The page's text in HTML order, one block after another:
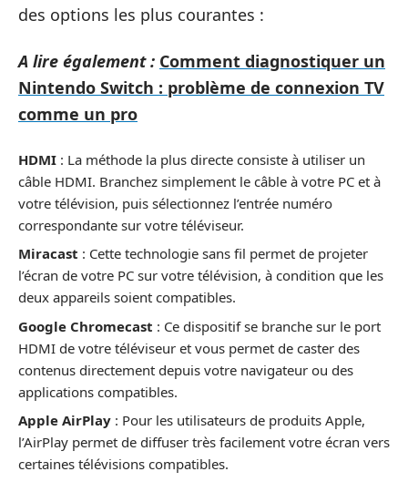
des options les plus courantes :
A lire également : Comment diagnostiquer un
Nintendo Switch : problème de connexion TV
comme un pro
HDMI : La méthode la plus directe consiste à utiliser un
câble HDMI. Branchez simplement le câble à votre PC et à
votre télévision, puis sélectionnez l’entrée numéro
correspondante sur votre téléviseur.
Miracast : Cette technologie sans fil permet de projeter
l’écran de votre PC sur votre télévision, à condition que les
deux appareils soient compatibles.
Google Chromecast : Ce dispositif se branche sur le port
HDMI de votre téléviseur et vous permet de caster des
contenus directement depuis votre navigateur ou des
applications compatibles.
Apple AirPlay : Pour les utilisateurs de produits Apple,
l’AirPlay permet de diffuser très facilement votre écran vers
certaines télévisions compatibles.